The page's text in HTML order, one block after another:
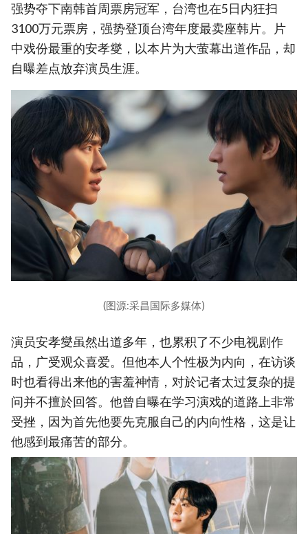
强势夺下南韩首周票房冠军，台湾也在5日内狂扫
3100万元票房，强势登顶台湾年度最卖座韩片。片
中戏份最重的安孝燮，以本片为大萤幕出道作品，却
自曝差点放弃演员生涯。
(图源:采昌国际多媒体)
演员安孝燮虽然出道多年，也累积了不少电视剧作
品，广受观众喜爱。但他本人个性极为内向，在访谈
时也看得出来他的害羞神情，对於记者太过复杂的提
问并不擅於回答。他曾自曝在学习演戏的道路上非常
受挫，因为首先他要先克服自己的内向性格，这是让
他感到最痛苦的部分。